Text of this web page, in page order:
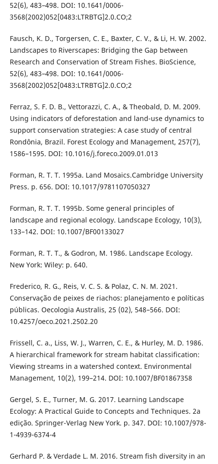
52(6), 483–498. DOI: 10.1641/0006-
3568(2002)052[0483:LTRBTG]2.0.CO;2
Fausch, K. D., Torgersen, C. E., Baxter, C. V., & Li, H. W. 2002.
Landscapes to Riverscapes: Bridging the Gap between
Research and Conservation of Stream Fishes. BioScience,
52(6), 483–498. DOI: 10.1641/0006-
3568(2002)052[0483:LTRBTG]2.0.CO;2
Ferraz, S. F. D. B., Vettorazzi, C. A., & Theobald, D. M. 2009.
Using indicators of deforestation and land-use dynamics to
support conservation strategies: A case study of central
Rondônia, Brazil. Forest Ecology and Management, 257(7),
1586–1595. DOI: 10.1016/j.foreco.2009.01.013
Forman, R. T. T. 1995a. Land Mosaics.Cambridge University
Press. p. 656. DOI: 10.1017/9781107050327
Forman, R. T. T. 1995b. Some general principles of
landscape and regional ecology. Landscape Ecology, 10(3),
133–142. DOI: 10.1007/BF00133027
Forman, R. T. T., & Godron, M. 1986. Landscape Ecology.
New York: Wiley: p. 640.
Frederico, R. G., Reis, V. C. S. & Polaz, C. N. M. 2021.
Conservação de peixes de riachos: planejamento e políticas
públicas. Oecologia Australis, 25 (02), 548–566. DOI:
10.4257/oeco.2021.2502.20
Frissell, C. a., Liss, W. J., Warren, C. E., & Hurley, M. D. 1986.
A hierarchical framework for stream habitat classification:
Viewing streams in a watershed context. Environmental
Management, 10(2), 199–214. DOI: 10.1007/BF01867358
Gergel, S. E., Turner, M. G. 2017. Learning Landscape
Ecology: A Practical Guide to Concepts and Techniques. 2a
edição. Springer-Verlag New York. p. 347. DOI: 10.1007/978-
1-4939-6374-4
Gerhard P. & Verdade L. M. 2016. Stream fish diversity in an